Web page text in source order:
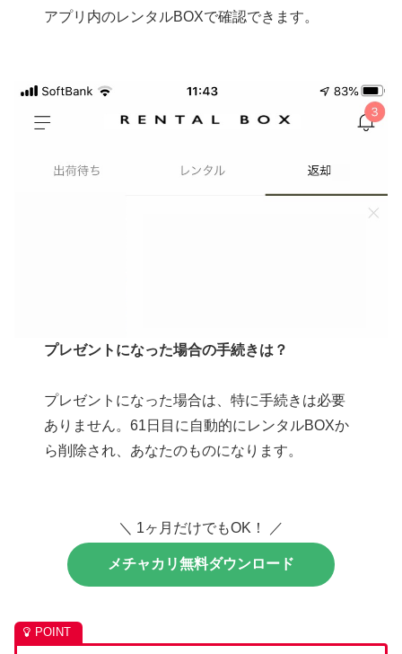
アプリ内のレンタルBOXで確認できます。
プレゼントになった場合の手続きは？
プレゼントになった場合は、特に手続きは必要
ありません。61日目に自動的にレンタルBOXか
ら削除され、あなたのものになります。
＼ 1ヶ月だけでもOK！ ／
メチャカリ無料ダウンロード